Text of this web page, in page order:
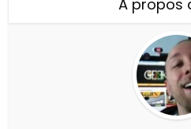
A propos